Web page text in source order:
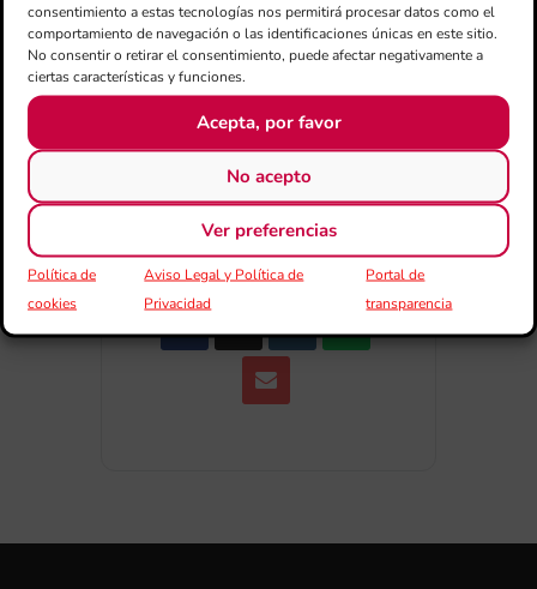
consentimiento a estas tecnologías nos permitirá procesar datos como el
comportamiento de navegación o las identificaciones únicas en este sitio.
No consentir o retirar el consentimiento, puede afectar negativamente a
ciertas características y funciones.
Acepta, por favor
No acepto
Ver preferencias
Política de
cookies
Aviso Legal y Política de
Privacidad
Portal de
transparencia
+ exportación iCal / Outlook
COMPARTIR ESTE EVENTO